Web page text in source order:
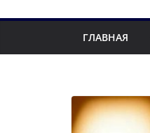
ГЛАВНАЯ